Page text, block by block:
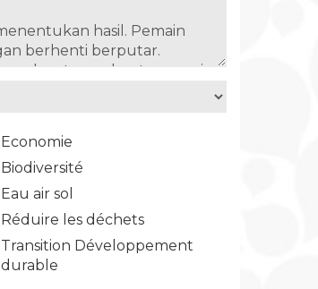
Economie
Biodiversité
Eau air sol
Réduire les déchets
Transition Développement
durable